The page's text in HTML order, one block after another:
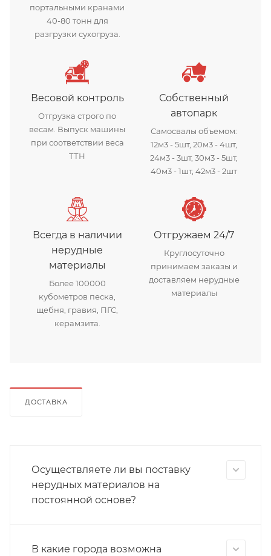
портальными кранами
40-80 тонн для
разгрузки сухогруза.
Весовой контроль
Отгрузка строго по
весам. Выпуск машины
при соответствии веса
ТТН
Собственный
автопарк
Самосвалы объемом:
12м3 - 5шт, 20м3 - 4шт,
24м3 - 3шт, 30м3 - 5шт,
40м3 - 1шт, 42м3 - 2шт
Всегда в наличии
нерудные
материалы
Более 100000
кубометров песка,
щебня, гравия, ПГС,
керамзита.
Отгружаем 24/7
Круглосуточно
принимаем заказы и
доставляем нерудные
материалы
ДОСТАВКА
Осуществляете ли вы поставку
нерудных материалов на
постоянной основе?
В какие города возможна